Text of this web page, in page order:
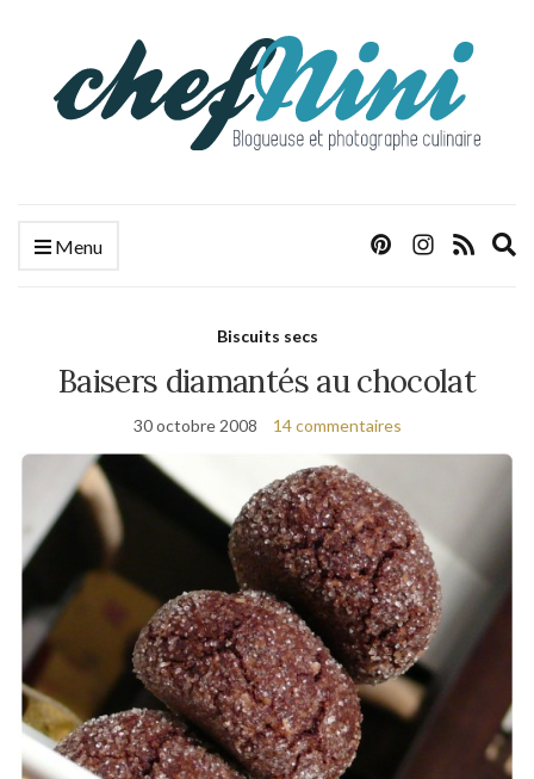
Menu
Biscuits secs
Baisers diamantés au chocolat
30 octobre 2008 14 commentaires